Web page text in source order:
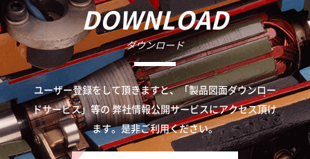
DOWNLOAD
ダウンロード
ユーザー登録をして頂きますと、「製品図面ダウンロー
ドサービス」等の弊社情報公開サービスにアクセス頂け
ます。是非ご利用ください。